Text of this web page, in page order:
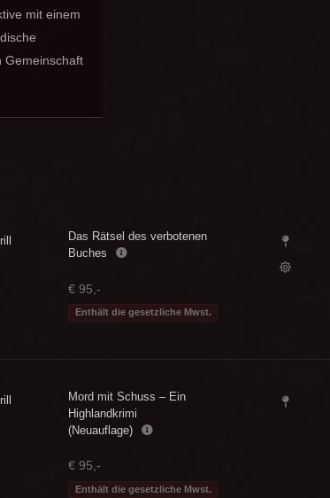
mit einem
Gemeinschaft
Das Rätsel des verbotenen
Buches
€ 95,-
Enthält die gesetzliche Mwst.
Mord mit Schuss – Ein
Highlandkrimi
(Neuauflage)
€ 95,-
Enthält die gesetzliche Mwst.